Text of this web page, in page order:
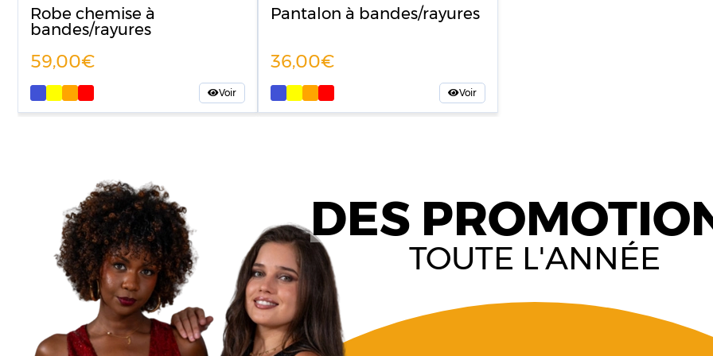
Robe chemise à
bandes/rayures
59,00
Voir
Pantalon à bandes/rayures
36,00
Voir
DES
TOUTE L'ANNÉE